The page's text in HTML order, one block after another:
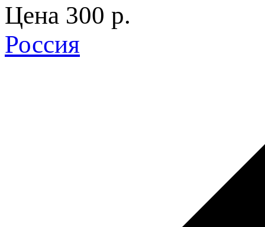
Цена 300 p.
Россия